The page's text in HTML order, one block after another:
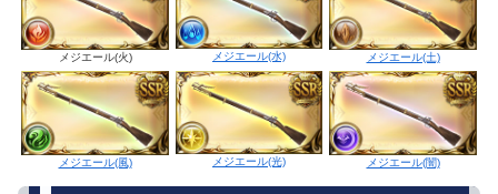
メジエール(火) メジエール(水) メジエール(土)
メジエール(風) メジエール(光) メジエール(闇)